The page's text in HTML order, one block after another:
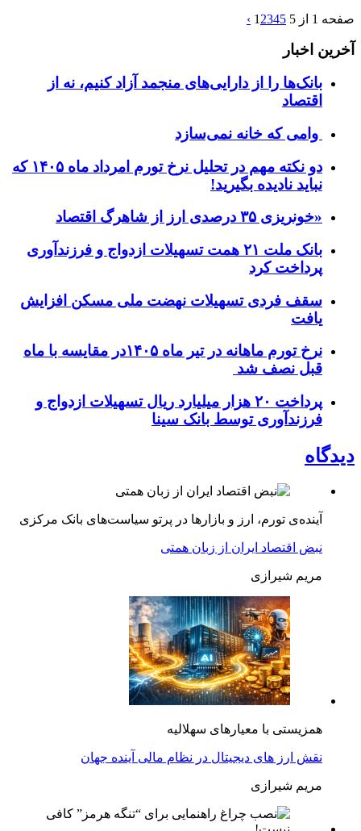
صفحه 1 از 5 1 2345
›
آخرین اخبار
بانک‌ها را از دارایی‌های منجمد آزاد کنیم، نه از
اقتصاد
وامی که خانه نمی‌سازد
دو نکته مهم در تحلیل نرخ تورم امرداد ماه ۱۴۰۵ که
نباید نادیده بگیرید!
«خونریزی ۳۵ درصدی ارز از شاهرگ اقتصاد
بانک ملت ۲۱ همت تسهیلات ازدواج و فرزندآوری
پرداخت کرد
سقف فردی تسهیلات نهضت ملی مسکن افزایش
یافت
نرخ تورم ماهانه در تیر ماه ۱۴۰۵در مقایسه با ماه
قبل نصف شد
پرداخت ۲۰ هزار میلیارد ریال تسهیلات ازدواج و
فرزند‌آوری توسط بانک سینا
دیدگاه
آینده‌ی تورم، ارز و بازارها در پرتو سیاست‌های بانک مرکزی
نبض اقتصاد ایران از زبان همتی
مریم شیرازی
همزیستی با معیارهای سهلالیه
نقش ارز های دیجیتال در نظام مالی آینده جهان
مریم شیرازی